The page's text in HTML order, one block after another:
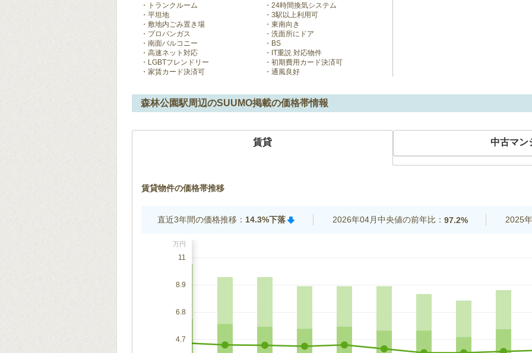
トランクルーム
24時間換気システム
平坦地
3駅以上利用可
敷地内ごみ置き場
東南向き
プロパンガス
洗面所にドア
南面バルコニー
BS
高速ネット対応
IT重説 対応物件
LGBTフレンドリー
初期費用カード決済可
家賃カード決済可
通風良好
森林公園駅周辺のSUUMO掲載の価格帯情報
賃貸 中古マン
賃貸物件の価格帯推移
直近3年間の価格推移： 14.3%下落 2026年04月中央値の前年比： 97.2% 2025
万円
11
8.9
6.8
4.7